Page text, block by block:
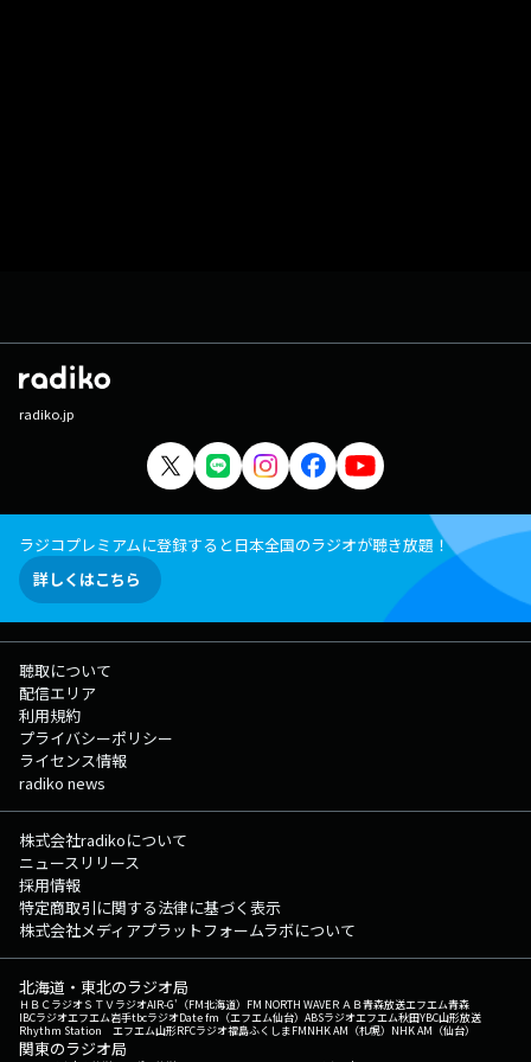
radiko.jp
ラジコプレミアムに登録すると日本全国のラジオが聴き放題！
詳しくはこちら
聴取について
配信エリア
利用規約
プライバシーポリシー
ライセンス情報
radiko news
株式会社radikoについて
ニュースリリース
採用情報
特定商取引に関する法律に基づく表示
株式会社メディアプラットフォームラボについて
北海道・東北のラジオ局
ＨＢＣラジオＳＴＶラジオAIR-G'（FM北海道） FM NORTH WAVEＲＡＢ青森放送エフエム青森
IBCラジオエフエム岩手tbcラジオDate fm（エフエム仙台） ABSラジオエフエム秋田YBC山形放送
Rhythm Station エフエム山形RFCラジオ福島ふくしまFMNHK AM（札幌） NHK AM（仙台）
関東のラジオ局